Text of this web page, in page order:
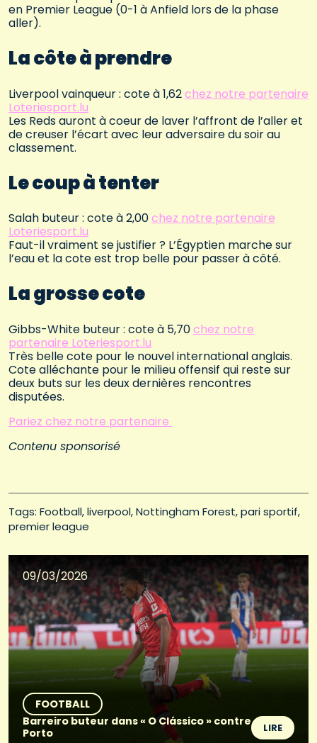
en Premier League (0-1 à Anfield lors de la phase
aller).
La côte à prendre
Liverpool vainqueur : cote à 1,62chez notre partenaire
Loteriesport.lu
Les Reds auront à coeur de laver l’affront de l’aller et
de creuser l’écart avec leur adversaire du soir au
classement.
Le coup à tenter
Salah buteur : cote à 2,00chez notre partenaire
Loteriesport.lu
Faut-il vraiment se justifier ? L’Égyptien marche sur
l’eau et la cote est trop belle pour passer à côté.
La grosse cote
Gibbs-White buteur : cote à 5,70chez notre
partenaire Loteriesport.lu
Très belle cote pour le nouvel international anglais.
Cote alléchante pour le milieu offensif qui reste sur
deux buts sur les deux dernières rencontres
disputées.
Pariez chez notre partenaire
Contenu sponsorisé
Tags: Football liverpool Nottingham Forest pari sportif
premier league
09/03/2026
FOOTBALL
Barreiro buteur dans « O Clássico » contre
Porto
LIRE